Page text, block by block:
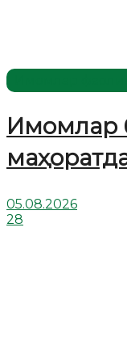
Имомлар
05.08.2026
28